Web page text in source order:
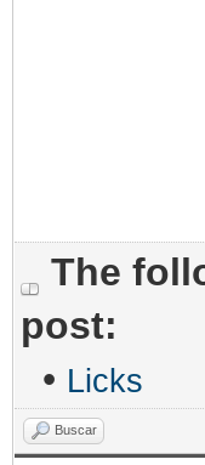
The
post:
• Licks
Buscar